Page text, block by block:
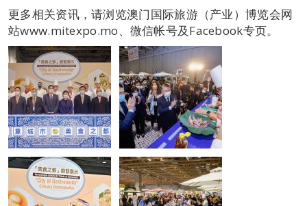
更多相关资讯，请浏览澳门国际旅游（产业）博览会网
站www.mitexpo.mo、微信帐号及Facebook专页。